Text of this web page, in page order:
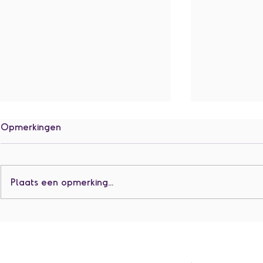
Jarigen augustus
Jarigen juli
Opmerkingen
Plaats een opmerking...